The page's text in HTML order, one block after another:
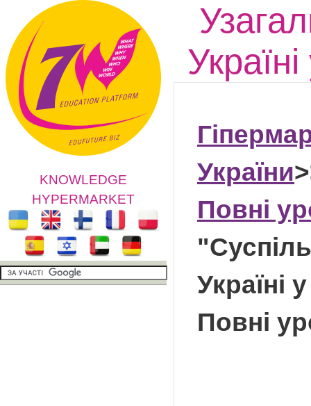
KNOWLEDGE
HYPERMARKET
України
Повні
Україні
Повні